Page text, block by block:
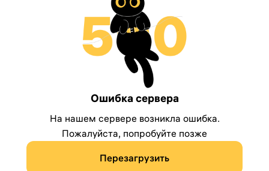
Ошибка сервера
На нашем сервере возникла ошибка.
Пожалуйста, попробуйте позже
Перезагрузить